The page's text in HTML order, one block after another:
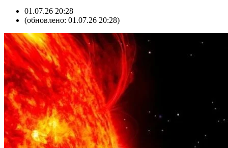
01.07.26 20:28
(обновлено: 01.07.26 20:28)